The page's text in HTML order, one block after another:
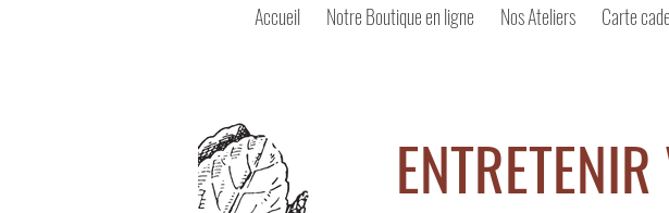
Accueil Notre Boutique en ligne Nos Ateliers Carte